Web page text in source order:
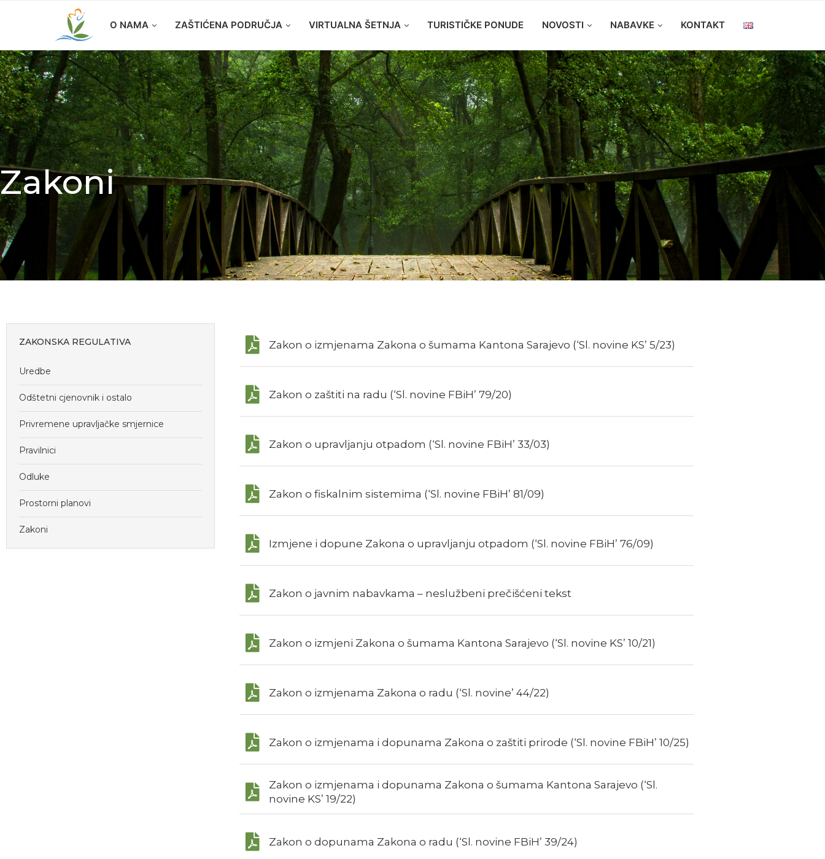
O NAMA ZAŠTIĆENA PODRUČJA VIRTUALNA ŠETNJA TURISTIČKE PONUDE NOVOSTI NABAVKE KONTAKT
Zakoni
ZAKONSKA REGULATIVA
Uredbe
Odštetni cjenovnik i ostalo
Privremene upravljačke smjernice
Pravilnici
Odluke
Prostorni planovi
Zakoni
Zakon o izmjenama Zakona o šumama Kantona Sarajevo (‘Sl. novine KS’ 5/23)
Zakon o zaštiti na radu (‘Sl. novine FBiH’ 79/20)
Zakon o upravljanju otpadom (‘Sl. novine FBiH’ 33/03)
Zakon o fiskalnim sistemima (‘Sl. novine FBiH’ 81/09)
Izmjene i dopune Zakona o upravljanju otpadom (‘Sl. novine FBiH’ 76/09)
Zakon o javnim nabavkama – neslužbeni prečišćeni tekst
Zakon o izmjeni Zakona o šumama Kantona Sarajevo (‘Sl. novine KS’ 10/21)
Zakon o izmjenama Zakona o radu (‘Sl. novine’ 44/22)
Zakon o izmjenama i dopunama Zakona o zaštiti prirode (‘Sl. novine FBiH’ 10/25)
Zakon o izmjenama i dopunama Zakona o šumama Kantona Sarajevo (‘Sl.
novine KS’ 19/22)
Zakon o dopunama Zakona o radu (‘Sl. novine FBiH’ 39/24)